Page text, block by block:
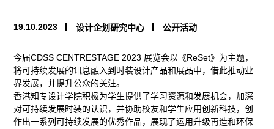
19.10.2023 设计企划研究中心 公开活动
今届CDSS CENTRESTAGE 2023 展览会以《ReSet》为主题，
将可持续发展的讯息融入到时装设计产品和展品中，借此推动业
界发展，并提升公众的关注。
香港知专设计学院积极为学生提供了学习资源和发展机会，加深
对可持续发展时装的认识，并协助校友和学生应用创新科技，创
作出一系列可持续发展的优秀作品，展现了运用升级再造和环保